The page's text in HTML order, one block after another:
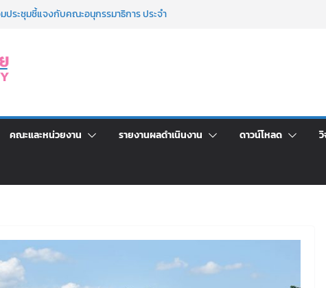
วิชาการ เปิดบ้าน LRU ครั้งที่ 4 เปิดให้นักเรียน
ราคา จ้างทำปกปริญญาบัตร จำนวน ๑,๙๗๒ ชุด
มจิตอาสาบำเพ็ญสาธารณประโยชน์ และบำเพ็ญ
งขันเพื่อเป็นลูกจ้างชั่วคราว (รายวัน) สังกัด
ด้วยเงินนอกงบประมาณ ประเภทเงินรายได้
คณะและหน่วยงาน รายงานผลดำเนินงาน ดาวน์โหลด